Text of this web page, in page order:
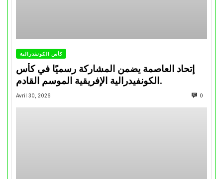
كأس الكونفدرالية
إتحاد العاصمة يضمن المشاركة رسميًا في كأس
الكونفيدرالية الإفريقية الموسم القادم.
Avril 30, 2026 0